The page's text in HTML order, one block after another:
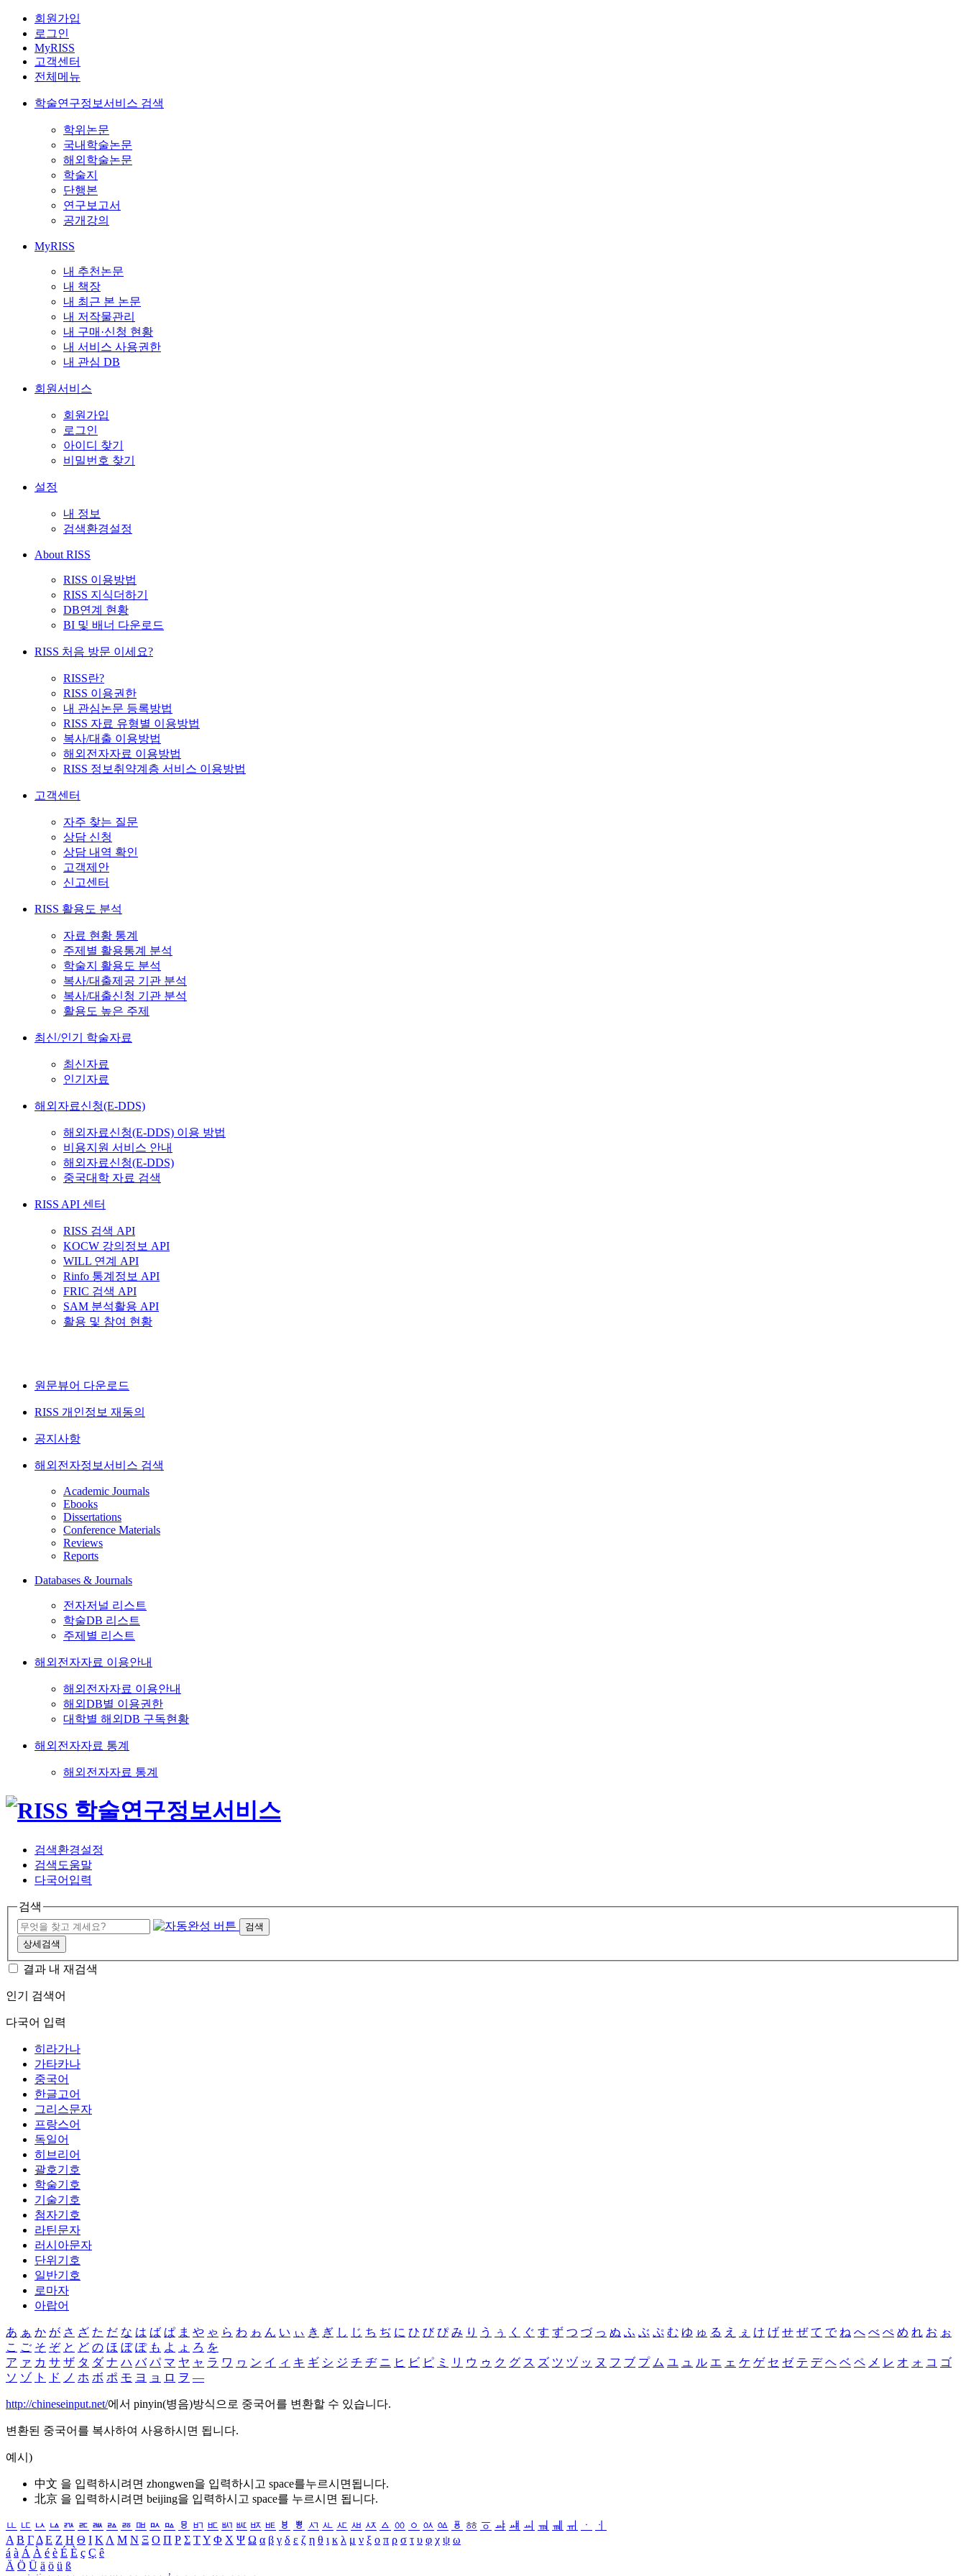
회원가입
로그인
MyRISS
고객센터
전체메뉴
학술연구정보서비스 검색
학위논문
국내학술논문
해외학술논문
학술지
단행본
연구보고서
공개강의
MyRISS
내 추천논문
내 책장
내 최근 본 논문
내 저작물관리
내 구매·신청 현황
내 서비스 사용권한
내 관심 DB
회원서비스
회원가입
로그인
아이디 찾기
비밀번호 찾기
설정
내 정보
검색환경설정
About RISS
RISS 이용방법
RISS 지식더하기
DB연계 현황
BI 및 배너 다운로드
RISS 처음 방문 이세요?
RISS란?
RISS 이용권한
내 관심논문 등록방법
RISS 자료 유형별 이용방법
복사/대출 이용방법
해외전자자료 이용방법
RISS 정보취약계층 서비스 이용방법
고객센터
자주 찾는 질문
상담 신청
상담 내역 확인
고객제안
신고센터
RISS 활용도 분석
자료 현황 통계
주제별 활용통계 분석
학술지 활용도 분석
복사/대출제공 기관 분석
복사/대출신청 기관 분석
활용도 높은 주제
최신/인기 학술자료
최신자료
인기자료
해외자료신청(E-DDS)
해외자료신청(E-DDS) 이용 방법
비용지원 서비스 안내
해외자료신청(E-DDS)
중국대학 자료 검색
RISS API 센터
RISS 검색 API
KOCW 강의정보 API
WILL 연계 API
Rinfo 통계정보 API
FRIC 검색 API
SAM 분석활용 API
활용 및 참여 현황
원문뷰어 다운로드
RISS 개인정보 재동의
공지사항
해외전자정보서비스 검색
Academic Journals
Ebooks
Dissertations
Conference Materials
Reviews
Reports
Databases & Journals
전자저널 리스트
학술DB 리스트
주제별 리스트
해외전자자료 이용안내
해외전자자료 이용안내
해외DB별 이용권한
대학별 해외DB 구독현황
해외전자자료 통계
해외전자자료 통계
검색환경설정
검색도움말
다국어입력
검색
검색
상세검색
결과 내 재검색
인기 검색어
다국어 입력
히라가나
가타카나
중국어
한글고어
그리스문자
프랑스어
독일어
히브리어
괄호기호
학술기호
기술기호
첨자기호
라틴문자
러시아문자
단위기호
일반기호
로마자
아랍어
あ ぁ か が さ ざ た だ な は ば ぱ ま や ゃ ら わ ゎ ん い ぃ き ぎ し じ ち ぢ に ひ び ぴ み り う ぅ く ぐ す ず つ づ っ ぬ ふ ぶ ぷ む ゆ ゅ る え ぇ け げ せ ぜ て で ね へ べ ぺ め れ お ぉ
こ ご そ ぞ と ど の ほ ぼ ぽ も よ ょ ろ を
ア ァ カ サ ザ タ ダ ナ ハ バ パ マ ヤ ャ ラ ワ ヮ ン イ ィ キ ギ シ ジ チ ヂ ニ ヒ ビ ピ ミ リ ウ ゥ ク グ ス ズ ツ ヅ ッ ヌ フ ブ プ ム ユ ュ ル エ ェ ケ ゲ セ ゼ テ デ ヘ ベ ペ メ レ オ ォ コ ゴ
ソ ゾ ト ド ノ ホ ボ ポ モ ヨ ョ ロ ヲ ―
http://chineseinput.net/에서 pinyin(병음)방식으로 중국어를 변환할 수 있습니다.
변환된 중국어를 복사하여 사용하시면 됩니다.
예시)
中文 을 입력하시려면 zhongwen을 입력하시고 space를누르시면됩니다.
北京 을 입력하시려면 beijing을 입력하시고 space를 누르시면 됩니다.
ㅥ ㅦ ㅧ ㅨ ㅩ ㅪ ㅫ ㅬ ㅭ ㅮ ㅯ ㅰ ㅱ ㅲ ㅳ ㅴ ㅵ ㅶ ㅷ ㅸ ㅹ ㅺ ㅻ ㅼ ㅽ ㅾ ㅿ ㆀ ㆁ ㆂ ㆃ ㆄ ㆅ ㆆ ㆇ ㆈ ㆉ ㆊ ㆋ ㆌ ㆍ
ㆎ
Α Β ΓΔ Ε Ζ Η Θ Ι ΚΛ Μ Ν Ξ Ο Π Ρ Σ ΤΥ Φ Χ Ψ Ω α β γ δ ε ζ η θ ι κ λ μ ν ξ ο π ρ σ τ υ φ χ ψ ω
á à Á À é è É È ç Ç ê
Ä Ö Ü ä ö ü ß